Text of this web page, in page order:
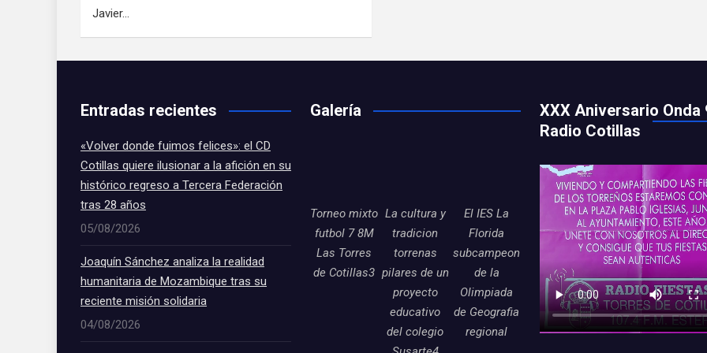
Javier…
Entradas recientes
«Volver donde fuimos felices»: el CD
Cotillas quiere ilusionar a la afición en su
histórico regreso a Tercera Federación
tras 28 años
05/08/2026
Joaquín Sánchez analiza la realidad
humanitaria de Mozambique tras su
reciente misión solidaria
04/08/2026
Galería
Torneo mixto
futbol 7 8M
Las Torres
de Cotillas3
La cultura y
tradicion
torrenas
pilares de un
proyecto
educativo
del colegio
El IES La
Florida
subcampeon
de la
Olimpiada
de Geografia
regional
XXX Aniversario Onda
Radio Cotillas